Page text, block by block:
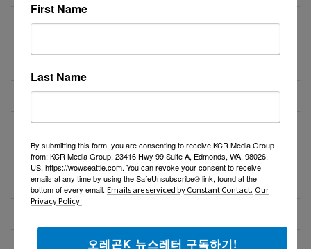
도매회사 드라이버 모십니다 07/12/26
직업을 바꾸는 것이 아니라, 미래를 바꾸는 선택일 수
07/08/26
Resin rose bjd 인형행사 2일 통역사 구합니다. 07/08/26
새로운 포차 서버구함 / Server needed for Korean
Gastropub (Downtown PDX)
07/06/26
[한식타운] 파트타임 서버 모집 – 활기차고 친절한 분
환영!
07/03/26
First Name
Last Name
By submitting this form, you are consenting to receive KCR Media Group
from: KCR Media Group, 23416 Hwy 99 Suite A, Edmonds, WA, 98026,
US, https://wowseattle.com. You can revoke your consent to receive
emails at any time by using the SafeUnsubscribe® link, found at the
bottom of every email. Emails are serviced by Constant Contact. Our
Privacy Policy.
오레곤K 뉴스레터 구독하기!